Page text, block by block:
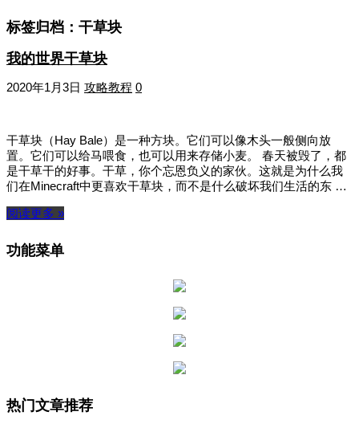
标签归档： 干草块
我的世界干草块
2020年1月3日 攻略教程 0
干草块（Hay Bale）是一种方块。它们可以像木头一般侧向放
置。它们可以给马喂食，也可以用来存储小麦。 春天被毁了，都
是干草干的好事。干草，你个忘恩负义的家伙。这就是为什么我
们在Minecraft中更喜欢干草块，而不是什么破坏我们生活的东 …
阅读更多 »
功能菜单
热门文章推荐